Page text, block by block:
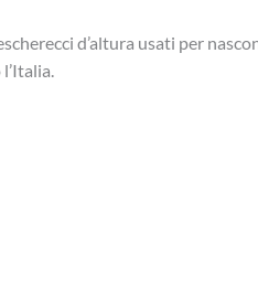
d’altura usati per